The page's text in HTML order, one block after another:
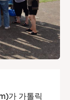
가 가톨릭